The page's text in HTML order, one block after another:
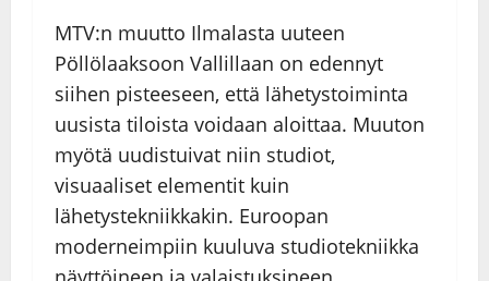
MTV:n muutto Ilmalasta uuteen
Pöllölaaksoon Vallillaan on edennyt
siihen pisteeseen, että lähetystoiminta
uusista tiloista voidaan aloittaa. Muuton
myötä uudistuivat niin studiot,
visuaaliset elementit kuin
lähetystekniikkakin. Euroopan
moderneimpiin kuuluva studiotekniikka